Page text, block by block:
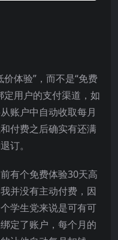
体验”，而不是“免费
定用户的支付渠道，如
账户中自动收取每月
付费之后确实有还满
订。
有个免费体验30天高
并没有主动付费，因
学生党来说是可有可
定了账户，每个月的